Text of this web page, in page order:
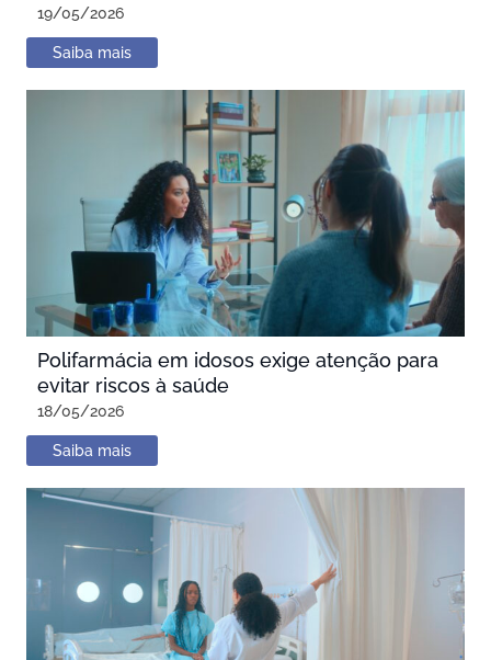
19/05/2026
Saiba mais
Polifarmácia em idosos exige atenção para
evitar riscos à saúde
18/05/2026
Saiba mais